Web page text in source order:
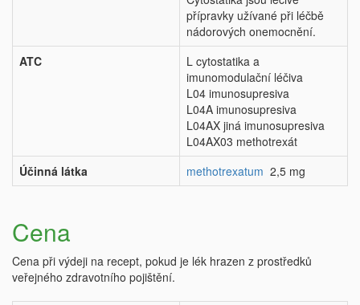
přípravky užívané při léčbě
nádorových onemocnění.
ATC
L cytostatika a
imunomodulační léčiva
L04 imunosupresiva
L04A imunosupresiva
L04AX jiná imunosupresiva
L04AX03 methotrexát
Účinná látka
methotrexatum 2,5 mg
Cena
Cena při výdeji na recept, pokud je lék hrazen z prostředků
veřejného zdravotního pojištění.